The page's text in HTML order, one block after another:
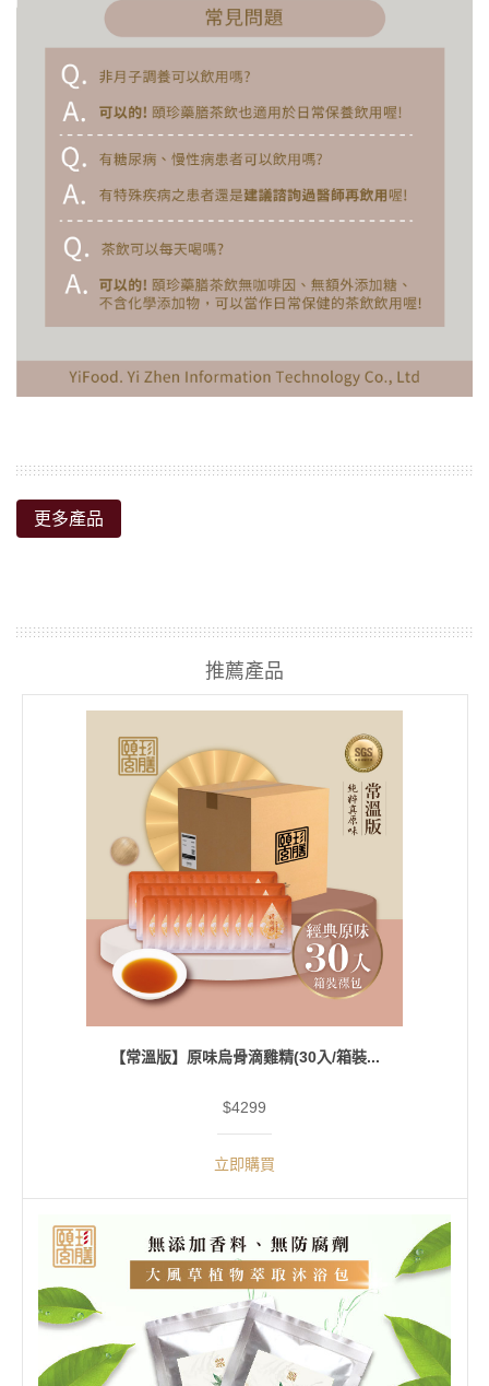
更多產品
推薦產品
【常溫版】原味烏骨滴雞精(30入/箱裝...
$4299
立即購買